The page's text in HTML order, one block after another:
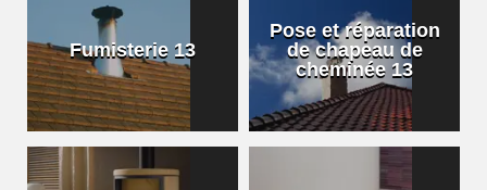
Fumisterie 13
Pose et réparation
de chapeau de
cheminée 13